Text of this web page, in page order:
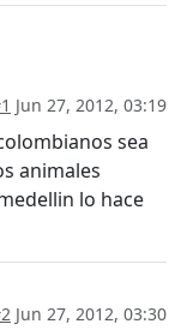
Jun 27, 2012, 03:19
sea
animales
lo hace
Jun 27, 2012, 03:30